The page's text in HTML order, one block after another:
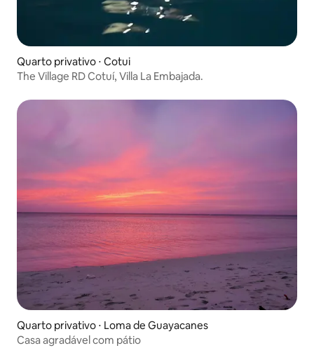
Quarto privativo ⋅ Cotui
The Village RD Cotuí, Villa La Embajada.
Quarto privativo ⋅ Loma de Guayacanes
Casa agradável com pátio